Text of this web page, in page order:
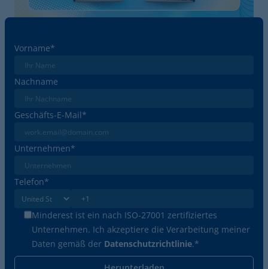
Vorname*
Nachname
Geschäfts-E-Mail*
Unternehmen*
Telefon*
Minderest ist ein nach ISO-27001 zertifiziertes
Unternehmen. Ich akzeptiere die Verarbeitung meiner
Daten gemäß der Datenschutzrichtlinie.*